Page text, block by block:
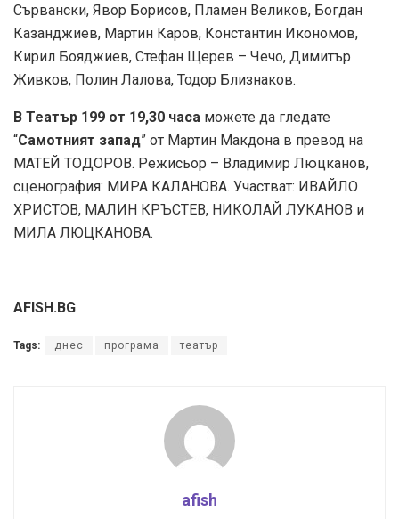
Сървански, Явор Борисов, Пламен Великов, Богдан
Казанджиев, Мартин Каров, Константин Икономов,
Кирил Бояджиев, Стефан Щерев – Чечо, Димитър
Живков, Полин Лалова, Тодор Близнаков.
В Театър 199 от 19,30 часа можете да гледате
“Самотният запад” от Мартин Макдона в превод на
МАТЕЙ ТОДОРОВ. Режисьор – Владимир Люцканов,
сценография: МИРА КАЛАНОВА. Участват: ИВАЙЛО
ХРИСТОВ, МАЛИН КРЪСТЕВ, НИКОЛАЙ ЛУКАНОВ и
МИЛА ЛЮЦКАНОВА.
AFISH.BG
Tags: днес програма театър
afish